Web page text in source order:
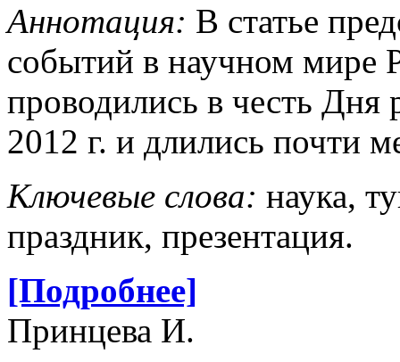
Аннотация: В статье
событий в научном мире
проводились в честь Дня
2012 г. и длились почти
Ключевые слова: наука,
праздник, презентация.
[Подробнее]
Принцева И.